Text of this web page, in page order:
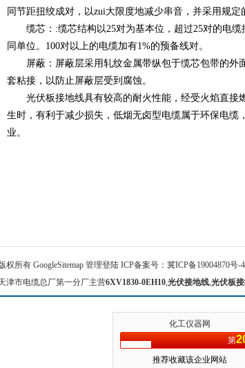
同节距扭绞成对，以zui大限度地减少串音，并采用规定
缆芯：:缆芯结构以25对为基本位，超过25对的电缆
同单位。100对以上的电缆加有1%的预备线对。
屏蔽：屏蔽层采用轧纹金属带纵包于缆芯包带的外
套粘接，以防止屏蔽层受到腐蚀。
光伏板接地线具有较高的耐火性能，经受火焰直接
生时，有利于减少损失，低烟无卤型电缆属于环保电
业。
权所有 GoogleSitemap 管理登陆 ICP备案号： 冀ICP备19004870号-
津市电缆总厂第一分厂主营6XV1830-0EH10,光伏接地线,光伏板
化工仪器网
第
推荐收藏该企业网站